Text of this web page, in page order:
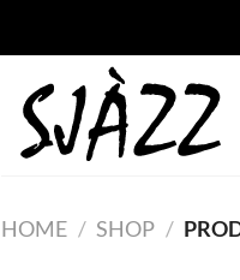
HOME / SHOP /